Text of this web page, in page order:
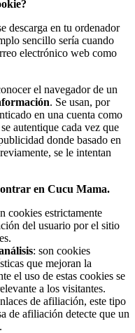
descarga en tu ordenador
sencillo sería cuando
electrónico web como
el navegador de un
. Se usan, por
en una cuenta como
autentique cada vez que
donde basado en
se le intentan
en Cucu Mama.
cookies estrictamente
del usuario por el sitio
: son cookies
que mejoran la
el uso de estas cookies se
a los visitantes.
de afiliación, este tipo
de afiliación detecte que un